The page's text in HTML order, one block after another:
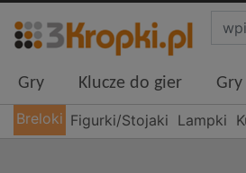
Gry Klucze do gier
Breloki Figurki/Stojaki Lampki